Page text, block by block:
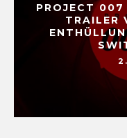
PROJECT
TRAILER